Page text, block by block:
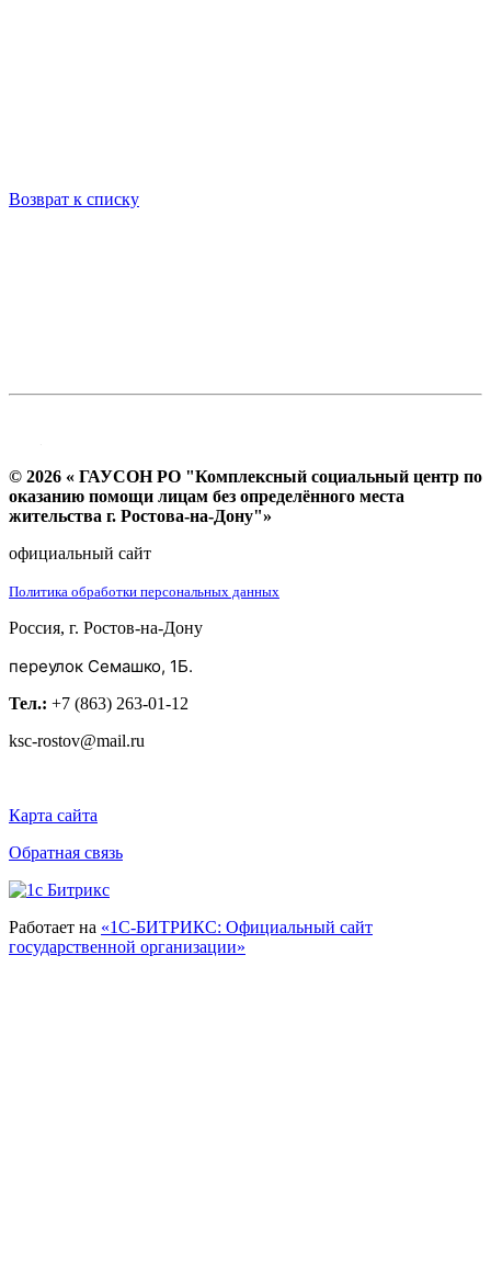
Возврат к списку
© 2026 « ГАУСОН РО "Комплексный социальный центр по
оказанию помощи лицам без определённого места
жительства г. Ростова-на-Дону"»
официальный сайт
Политика обработки персональных данных
Россия, г. Ростов-на-Дону
переулок Семашко, 1Б.
Тел.: +7 (863) 263-01-12
ksc-rostov@mail.ru
Карта сайта
Обратная связь
Работает на «1С-БИТРИКС: Официальный сайт
государственной организации»